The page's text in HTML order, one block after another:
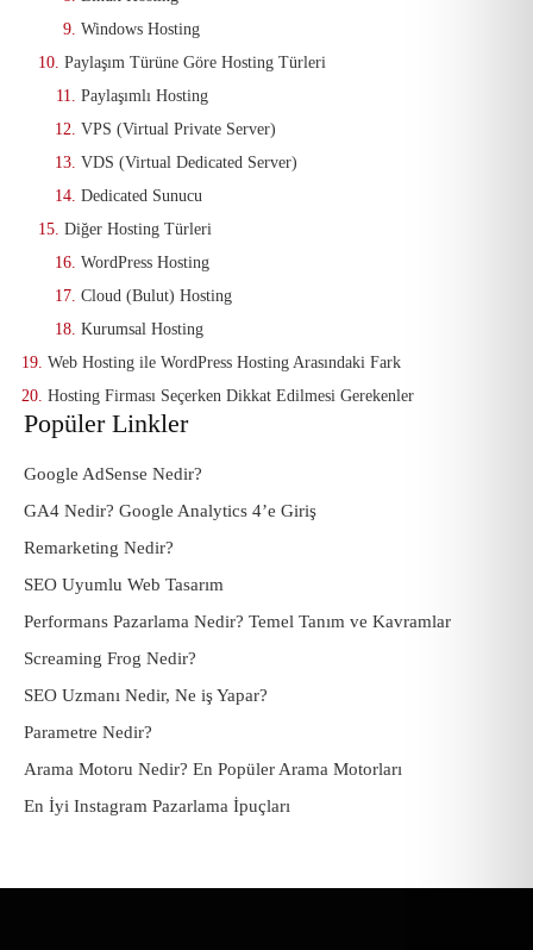
Windows Hosting
Paylaşım Türüne Göre Hosting Türleri
Paylaşımlı Hosting
VPS (Virtual Private Server)
VDS (Virtual Dedicated Server)
Dedicated Sunucu
Diğer Hosting Türleri
WordPress Hosting
Cloud (Bulut) Hosting
Kurumsal Hosting
Web Hosting ile WordPress Hosting Arasındaki Fark
Hosting Firması Seçerken Dikkat Edilmesi Gerekenler
Popüler Linkler
Google AdSense Nedir?
GA4 Nedir? Google Analytics 4’e Giriş
Remarketing Nedir?
SEO Uyumlu Web Tasarım
Performans Pazarlama Nedir? Temel Tanım ve Kavramlar
Screaming Frog Nedir?
SEO Uzmanı Nedir, Ne iş Yapar?
Parametre Nedir?
Arama Motoru Nedir? En Popüler Arama Motorları
En İyi Instagram Pazarlama İpuçları